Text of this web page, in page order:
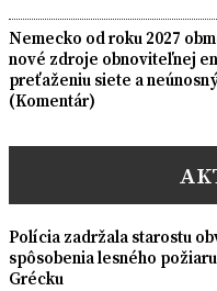
Nemecko od roku 2027
nové zdroje obnoviteľnej
preťaženiu siete a
(Komentár)
Polícia zadržala starostu
spôsobenia lesného
Grécku